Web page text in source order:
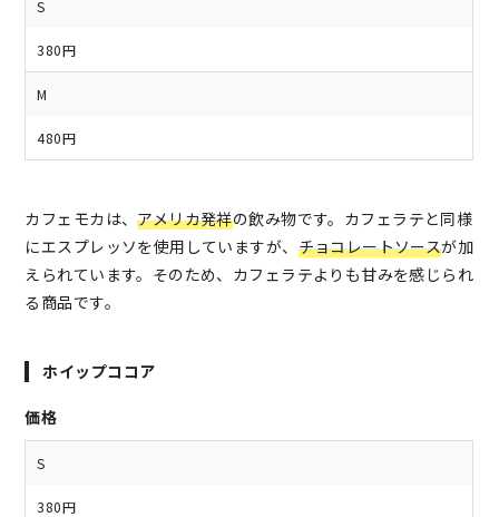
S
380円
M
480円
カフェモカは、アメリカ発祥の飲み物です。カフェラテと同様
にエスプレッソを使用していますが、 チョコレートソースが加
えられています。そのため、カフェラテよりも甘みを感じられ
る商品です。
ホイップココア
価格
S
380円